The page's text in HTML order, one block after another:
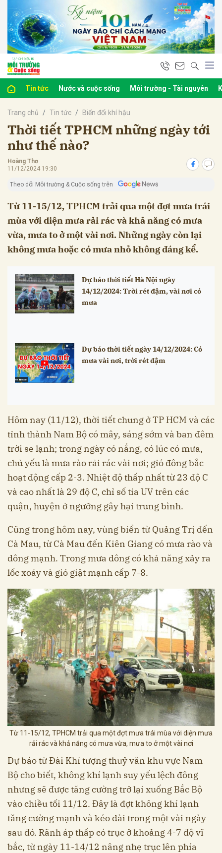
Tin tức Nước và cuộc sống Môi trường - Tài nguyên
Trang chủ Tin tức Biến đổi khí hậu
Thời tiết TPHCM những ngày tới
như thế nào?
Hoàng Thơ
11/12/2024 19:30
Theo dõi Môi trường & Cuộc sống trên
Từ 11-15/12, TPHCM trải qua một đợt mưa trái
mùa với diện mưa rải rác và khả năng có mưa
vừa, mưa to ở một vài nơi. Những ngày còn lại
không mưa hoặc có mưa nhỏ không đáng kể.
Dự báo thời tiết Hà Nội ngày
14/12/2024: Trời rét đậm, vài nơi có
mưa
Dự báo thời tiết ngày 14/12/2024: Có
mưa vài nơi, trời rét đậm
Hôm nay (11/12), thời tiết chung ở TP HCM và các
tỉnh thành Nam Bộ có mây, sáng sớm và ban đêm
trời se lạnh; trong ngày có nắng, có lúc có mưa,
chủ yếu là mưa rào rải rác vài nơi; gió đông bắc
hoạt động cấp 2-3. Nhiệt độ thấp nhất từ 23 độ C
và cao nhất là 29 độ C, chỉ số tia UV trên các
quận, huyện ở ngưỡng gây hại trung bình.
Cũng trong hôm nay, vùng biển từ Quảng Trị đến
Cà Mau, từ Cà Mau đến Kiên Giang có mưa rào và
dông mạnh. Trong mưa dông có khả năng xảy ra
lốc xoáy và gió giật mạnh cấp 7-8.
Từ 11-15/12, TPHCM trải qua một đợt mưa trái mùa với diện mưa
rải rác và khả năng có mưa vừa, mưa to ở một vài nơi
Dự báo từ Đài Khí tượng thuỷ văn khu vực Nam
Bộ cho biết, không khí lạnh suy yếu lệch đông
nhưng sẽ được tăng cường trở lại xuống Bắc Bộ
vào chiều tối 11/12. Đây là đợt không khí lạnh
tăng cường mạnh và kéo dài trong một vài ngày
sau đó. Rãnh áp thấp có trục ở khoảng 4-7 độ vĩ
bắc, từ ngày 11-14/12 nâng nhẹ trục lên phía
luận